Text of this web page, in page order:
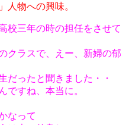
人物への興味。
校三年の時の担任をさせて
クラスで、えー、新婦の郁
だったと聞きました・・
ですね、本当に。
なって